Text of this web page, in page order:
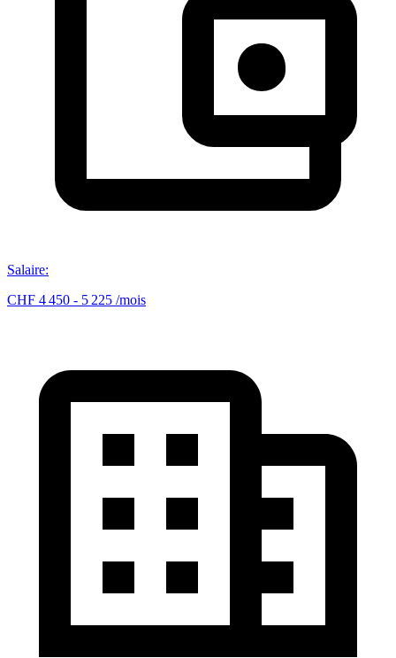
Salaire:
CHF 4 450 - 5 225 /mois